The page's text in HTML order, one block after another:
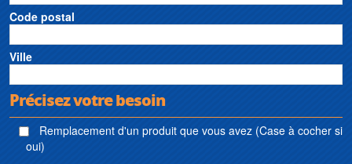
Code postal
Ville
Précisez votre besoin
Remplacement d'un produit que vous avez (Case à cocher si
oui)